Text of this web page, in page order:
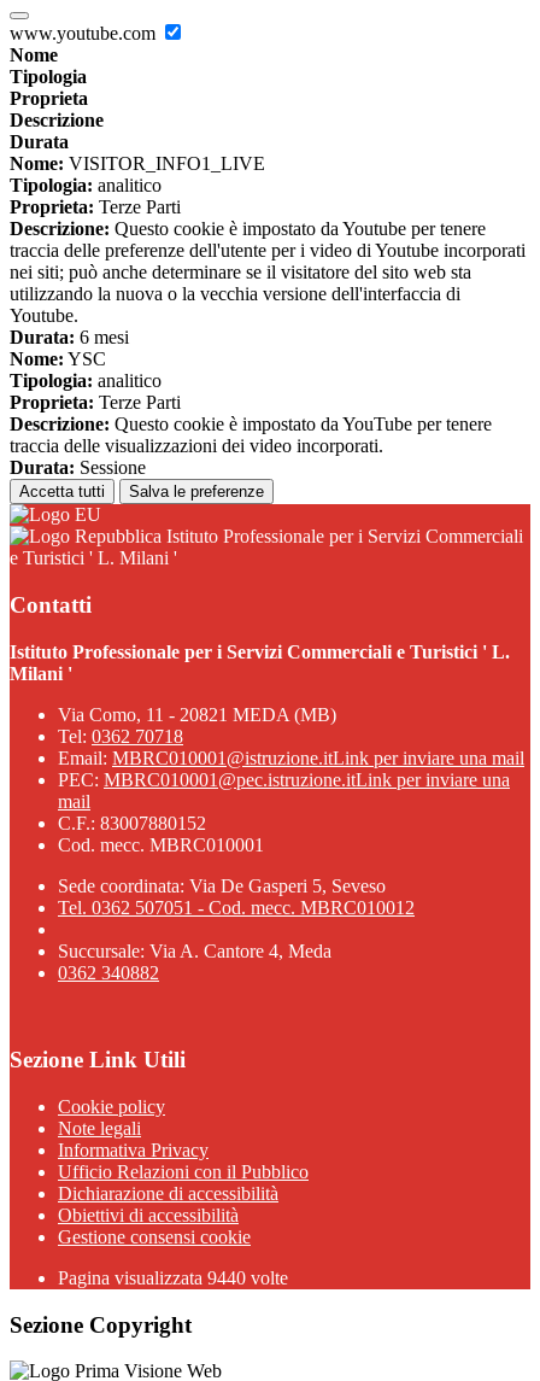
www.youtube.com
Nome
Tipologia
Proprieta
Descrizione
Durata
Nome: VISITOR_INFO1_LIVE
Tipologia: analitico
Proprieta: Terze Parti
Descrizione: Questo cookie è impostato da Youtube per tenere
traccia delle preferenze dell'utente per i video di Youtube incorporati
nei siti; può anche determinare se il visitatore del sito web sta
utilizzando la nuova o la vecchia versione dell'interfaccia di
Youtube.
Durata: 6 mesi
Nome: YSC
Tipologia: analitico
Proprieta: Terze Parti
Descrizione: Questo cookie è impostato da YouTube per tenere
traccia delle visualizzazioni dei video incorporati.
Durata: Sessione
Accetta tutti Salva le preferenze
Istituto Professionale per i Servizi Commerciali
e Turistici ' L. Milani '
Contatti
Istituto Professionale per i Servizi Commerciali e Turistici ' L.
Milani '
Via Como, 11 - 20821 MEDA (MB)
Tel: 0362 70718
Email: MBRC010001@istruzione.itLink per inviare una mail
PEC: MBRC010001@pec.istruzione.itLink per inviare una
mail
C.F.: 83007880152
Cod. mecc. MBRC010001
Sede coordinata: Via De Gasperi 5, Seveso
Tel. 0362 507051 - Cod. mecc. MBRC010012
Succursale: Via A. Cantore 4, Meda
0362 340882
Sezione Link Utili
Cookie policy
Note legali
Informativa Privacy
Ufficio Relazioni con il Pubblico
Dichiarazione di accessibilità
Obiettivi di accessibilità
Gestione consensi cookie
Pagina visualizzata 9440 volte
Sezione Copyright